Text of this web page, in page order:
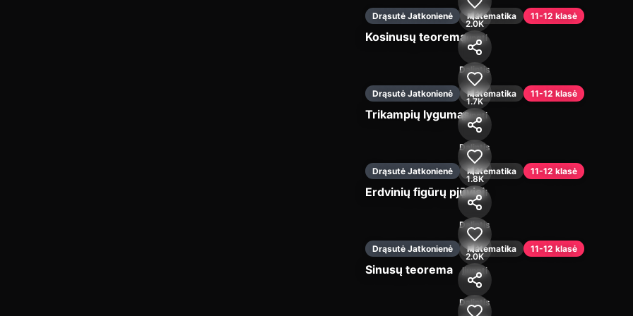
Įjungti
Drąsutė Jatkonienė Matematika 11-12 klasė
Kosinusų teorema
2.0K
Dalintis
Įjungti
Drąsutė Jatkonienė Matematika 11-12 klasė
Trikampių lygumas
1.7K
Dalintis
Įjungti
Drąsutė Jatkonienė Matematika 11-12 klasė
Erdvinių figūrų pjūviai
1.8K
Dalintis
Įjungti
Drąsutė Jatkonienė Matematika 11-12 klasė
Sinusų teorema
2.0K
Dalintis